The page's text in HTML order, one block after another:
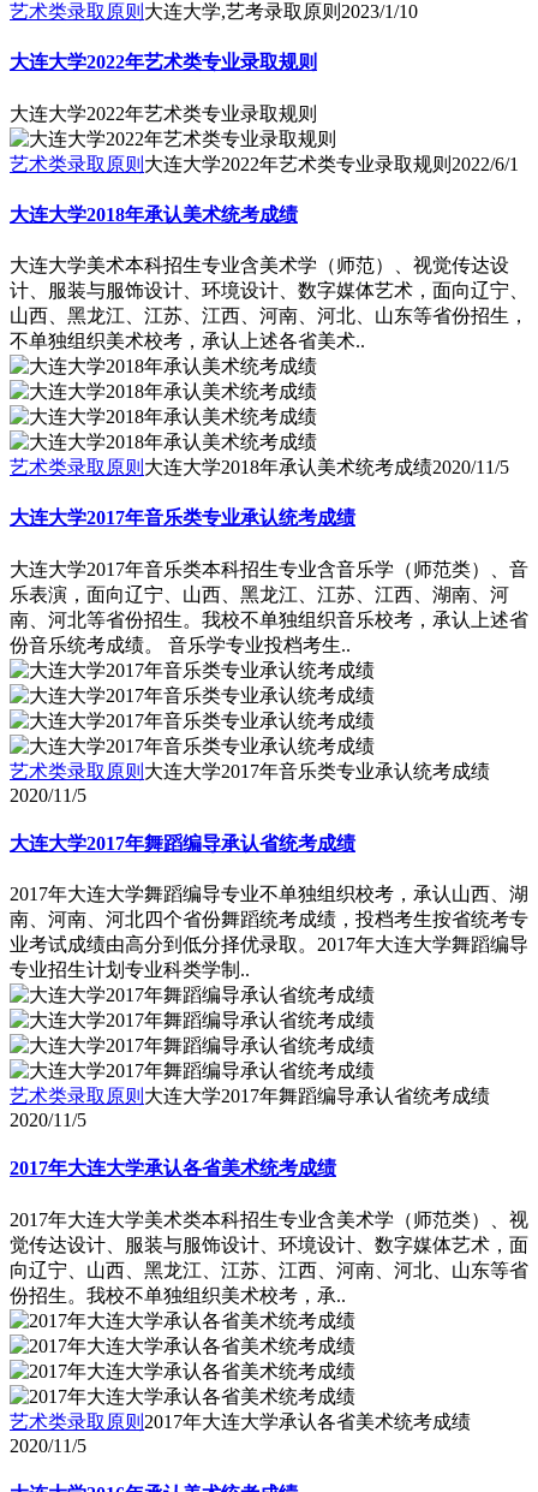
艺术类录取原则 大连大学,艺考录取原则 2023/1/10
大连大学2022年艺术类专业录取规则
大连大学2022年艺术类专业录取规则
艺术类录取原则 大连大学2022年艺术类专业录取规则 2022/6/1
大连大学2018年承认美术统考成绩
大连大学美术本科招生专业含美术学（师范）、视觉传达设
计、服装与服饰设计、环境设计、数字媒体艺术，面向辽宁、
山西、黑龙江、江苏、江西、河南、河北、山东等省份招生，
不单独组织美术校考，承认上述各省美术..
艺术类录取原则 大连大学2018年承认美术统考成绩2020/11/5
大连大学2017年音乐类专业承认统考成绩
大连大学2017年音乐类本科招生专业含音乐学（师范类）、音
乐表演，面向辽宁、山西、黑龙江、江苏、江西、湖南、河
南、河北等省份招生。我校不单独组织音乐校考，承认上述省
份音乐统考成绩。 音乐学专业投档考生..
艺术类录取原则 大连大学2017年音乐类专业承认统考成绩
2020/11/5
大连大学2017年舞蹈编导承认省统考成绩
2017年大连大学舞蹈编导专业不单独组织校考，承认山西、湖
南、河南、河北四个省份舞蹈统考成绩，投档考生按省统考专
业考试成绩由高分到低分择优录取。2017年大连大学舞蹈编导
专业招生计划专业科类学制..
艺术类录取原则 大连大学2017年舞蹈编导承认省统考成绩
2020/11/5
2017年大连大学承认各省美术统考成绩
2017年大连大学美术类本科招生专业含美术学（师范类）、视
觉传达设计、服装与服饰设计、环境设计、数字媒体艺术，面
向辽宁、山西、黑龙江、江苏、江西、河南、河北、山东等省
份招生。我校不单独组织美术校考，承..
艺术类录取原则 2017年大连大学承认各省美术统考成绩
2020/11/5